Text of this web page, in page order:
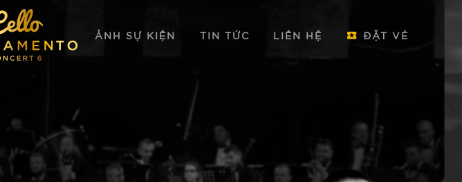
ẢNH SỰ KIỆN TIN TỨC LIÊN HỆ ĐẶT VÉ